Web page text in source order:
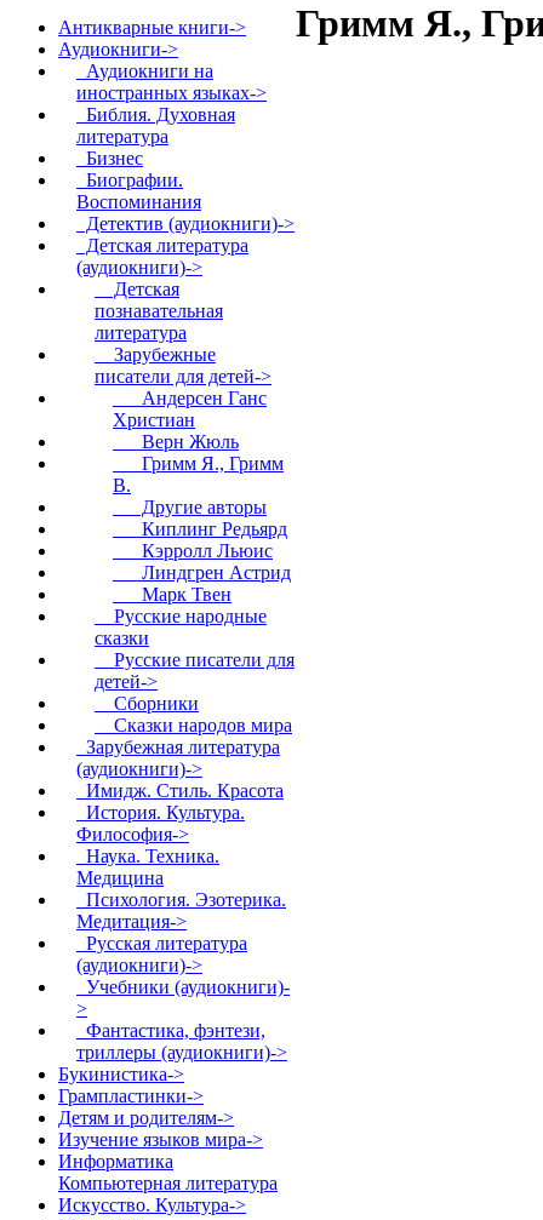
Антикварные книги->
Аудиокниги->
Аудиокниги на
иностранных языках->
Библия. Духовная
литература
Бизнес
Биографии.
Воспоминания
Детектив (аудиокниги)->
Детская литература
(аудиокниги)->
Детская
познавательная
литература
Зарубежные
писатели для детей->
Андерсен Ганс
Христиан
Верн Жюль
Гримм Я., Гримм
В.
Другие авторы
Киплинг Редьярд
Кэрролл Льюис
Линдгрен Астрид
Марк Твен
Русские народные
сказки
Русские писатели для
детей->
Сборники
Сказки народов мира
Зарубежная литература
(аудиокниги)->
Имидж. Стиль. Красота
История. Культура.
Философия->
Наука. Техника.
Медицина
Психология. Эзотерика.
Медитация->
Русская литература
(аудиокниги)->
Учебники (аудиокниги)-
>
Фантастика, фэнтези,
триллеры (аудиокниги)->
Букинистика->
Грампластинки->
Детям и родителям->
Изучение языков мира->
Информатика
Компьютерная литература
Искусство. Культура->
Гримм Я.,